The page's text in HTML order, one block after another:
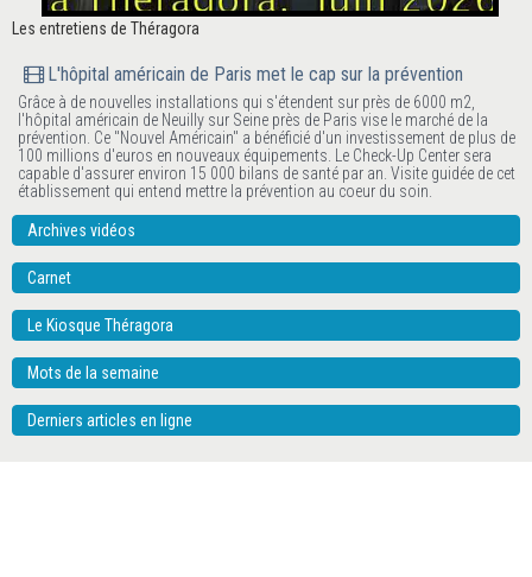
Les entretiens de Théragora
L'hôpital américain de Paris met le cap sur la prévention
Grâce à de nouvelles installations qui s'étendent sur près de 6000 m2,
l'hôpital américain de Neuilly sur Seine près de Paris vise le marché de la
prévention. Ce "Nouvel Américain" a bénéficié d'un investissement de plus de
100 millions d'euros en nouveaux équipements. Le Check-Up Center sera
capable d'assurer environ 15 000 bilans de santé par an. Visite guidée de cet
établissement qui entend mettre la prévention au coeur du soin.
Archives vidéos
Carnet
Le Kiosque Théragora
Mots de la semaine
Derniers articles en ligne